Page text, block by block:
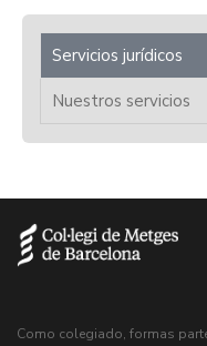
Servicios jurídicos
Nuestros servicios
Como colegiado, formas